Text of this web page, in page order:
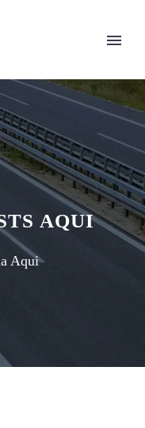
AQUI
Aqui